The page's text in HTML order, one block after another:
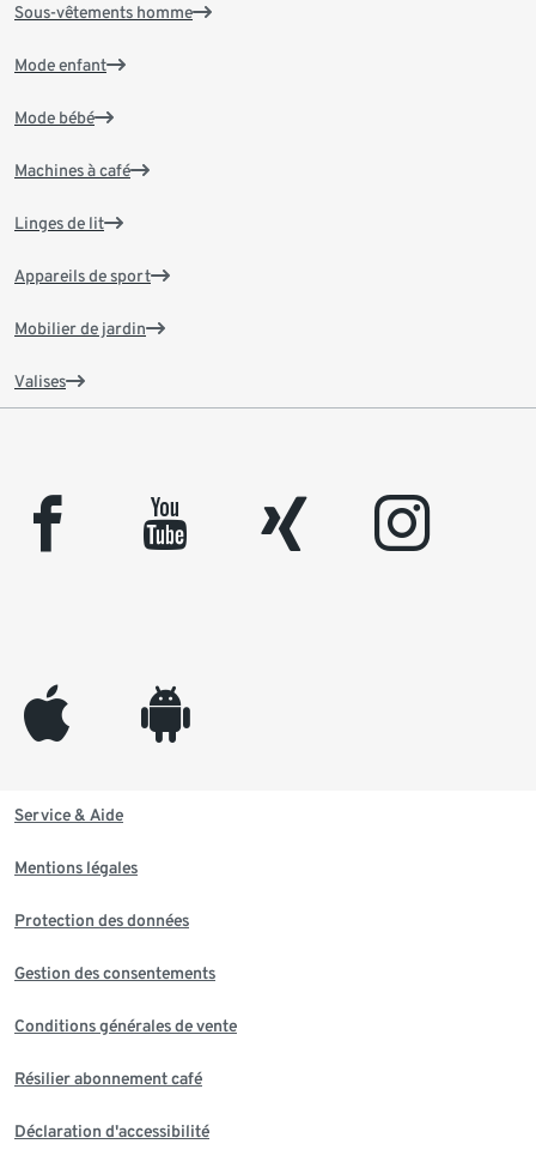
Sous-vêtements homme
Mode enfant
Mode bébé
Machines à café
Linges de lit
Appareils de sport
Mobilier de jardin
Valises
facebook youtube xing instagram
appleinc android
Service & Aide
Mentions légales
Protection des données
Gestion des consentements
Conditions générales de vente
Résilier abonnement café
Déclaration d'accessibilité